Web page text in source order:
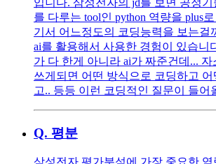
를 다루는 tool인 python 역량을 plus
기서 어느정도의 코딩능력을 보는걸
ai를 활용해서 사용한 경험이 있습니
가 다 한게 아니라 ai가 짜준건데...
쓰게되면 어떤 방식으로 코딩하고
고.. 등등 이런 코딩적인 질문이 들어
Q. 평분